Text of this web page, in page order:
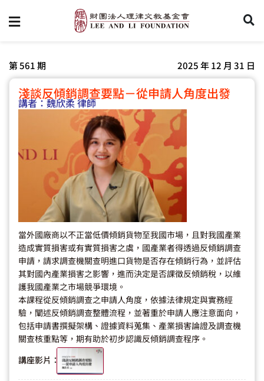
第 561 期 2025 年 12 月 31 日
淺談反傾銷調查要點－從申請人角度出發
講者：魏欣柔 律師
當外國廠商以不正當低價傾銷貨物至我國市場，且對我國產業
造成實質損害或有實質損害之虞，國產業者得透過反傾銷調查
申請，請求調查機關查明進口貨物是否存在傾銷行為，並評估
其對國內產業損害之影響，進而決定是否課徵反傾銷稅，以維
護我國產業之市場競爭環境。
本課程從反傾銷調查之申請人角度，依據法律規定與實務經
驗，闡述反傾銷調查整體流程，並著重於申請人應注意面向，
包括申請書撰擬架構、證據資料蒐集、產業損害論證及調查機
關查核重點等，期有助於初步認識反傾銷調查程序。
講座影片：